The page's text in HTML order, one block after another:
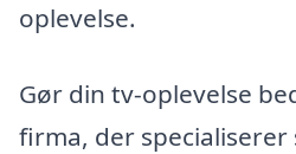
oplevelse.
Gør din tv-oplevelse
firma, der